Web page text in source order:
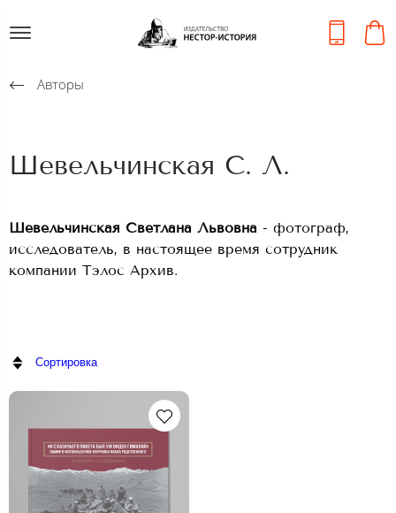
Авторы
Шевельчинская С. Л.
Шевельчинская Светлана Львовна - фотограф,
исследователь, в настоящее время сотрудник
компании Тэлос Архив.
Сортировка